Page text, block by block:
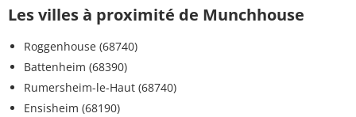
Les villes à proximité de Munchhouse
Roggenhouse (68740)
Battenheim (68390)
Rumersheim-le-Haut (68740)
Ensisheim (68190)